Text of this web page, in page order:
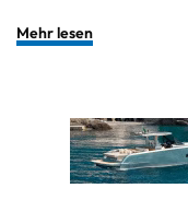
Mehr lesen